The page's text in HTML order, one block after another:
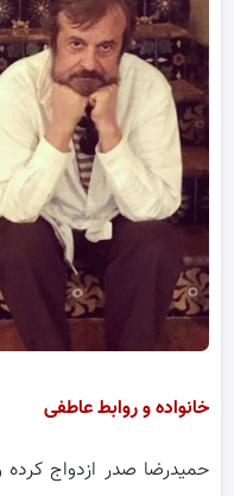
خانواده و روابط عاطفی
حمیدرضا صدر ازدواج